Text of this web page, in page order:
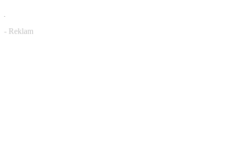
.
- Reklam